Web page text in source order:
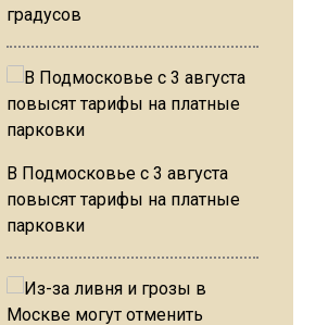
градусов
В Подмосковье с 3 августа
повысят тарифы на платные
парковки